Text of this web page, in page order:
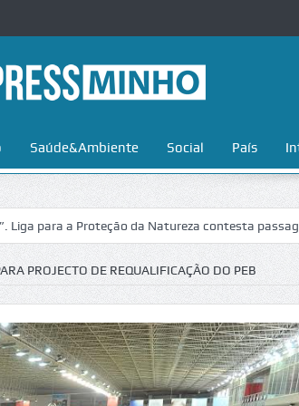
Saúde&Ambiente Social País
a Proteção da Natureza contesta passagem da
PROJECTO DE REQUALIFICAÇÃO DO PEB